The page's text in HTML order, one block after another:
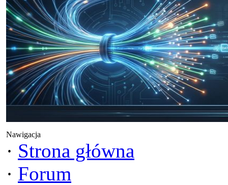
Nawigacja
· Strona główna
· Forum